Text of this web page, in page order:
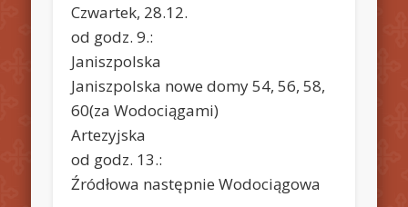
Czwartek, 28.12.
od godz. 9.:
Janiszpolska
Janiszpolska nowe domy 54, 56, 58,
60(za Wodociągami)
Artezyjska
od godz. 13.:
Źródłowa następnie Wodociągowa